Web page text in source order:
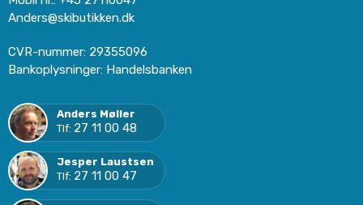
Anders@skibutikken.dk
CVR-nummer: 29355096
Bankoplysninger: Handelsbanken
Anders Møller
Tlf: 27 11 00 48
Jesper Laustsen
Tlf: 27 11 00 47